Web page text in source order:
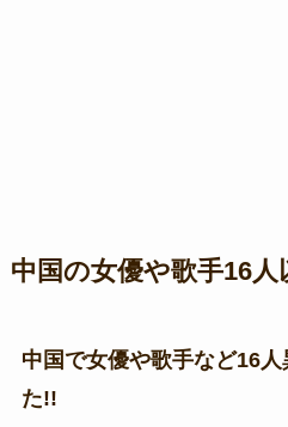
中国の女優や歌手16
中国で女優や歌手など16
た!!